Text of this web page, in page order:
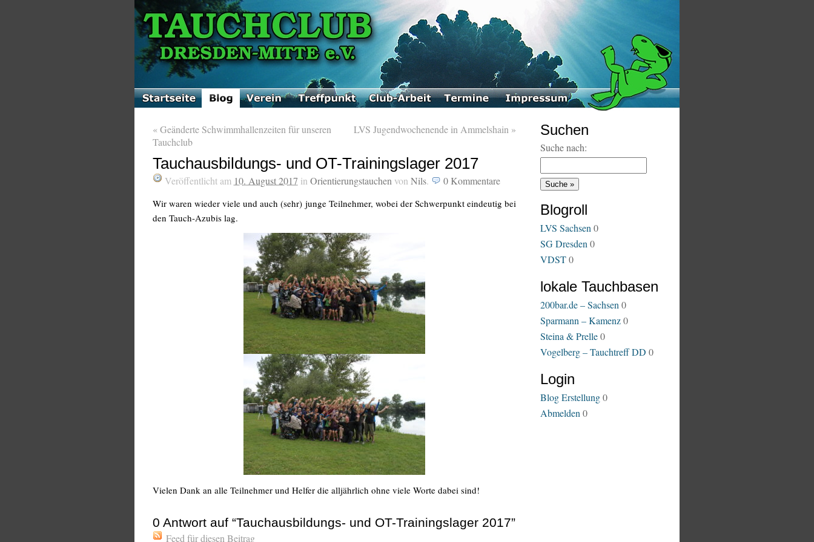
«Geänderte Schwimmhallenzeiten für unseren
Tauchclub
LVS Jugendwochenende in Ammelshain »
Tauchausbildungs- und OT-Trainingslager 2017
Veröffentlicht am 10. August 2017 in Orientierungstauchen von Nils. 0 Kommentare
Wir waren wieder viele und auch (sehr) junge Teilnehmer, wobei der Schwerpunkt eindeutig bei
den Tauch-Azubis lag.
Vielen Dank an alle Teilnehmer und Helfer die alljährlich ohne viele Worte dabei sind!
0 Antwort auf “Tauchausbildungs- und OT-Trainingslager 2017”
Feed für diesen Beitrag
Suchen
Suche nach:
Blogroll
LVS Sachsen 0
SG Dresden 0
VDST0
lokale Tauchbasen
200bar.de – Sachsen 0
Sparmann – Kamenz0
Steina & Prelle0
Vogelberg – Tauchtreff DD 0
Login
Blog Erstellung0
Abmelden 0